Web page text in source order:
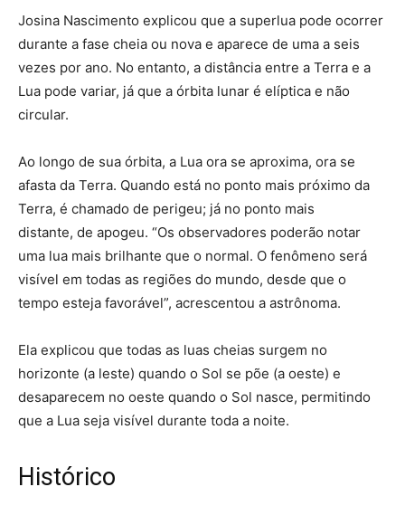
Josina Nascimento explicou que a superlua pode ocorrer
durante a fase cheia ou nova e aparece de uma a seis
vezes por ano. No entanto, a distância entre a Terra e a
Lua pode variar, já que a órbita lunar é elíptica e não
circular.
Ao longo de sua órbita, a Lua ora se aproxima, ora se
afasta da Terra. Quando está no ponto mais próximo da
Terra, é chamado de perigeu; já no ponto mais
distante, de apogeu. “Os observadores poderão notar
uma lua mais brilhante que o normal. O fenômeno será
visível em todas as regiões do mundo, desde que o
tempo esteja favorável”, acrescentou a astrônoma.
Ela explicou que todas as luas cheias surgem no
horizonte (a leste) quando o Sol se põe (a oeste) e
desaparecem no oeste quando o Sol nasce, permitindo
que a Lua seja visível durante toda a noite.
Histórico